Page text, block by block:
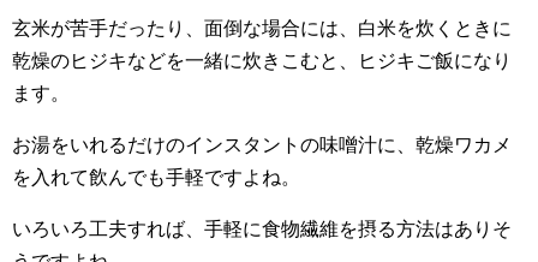
玄米が苦手だったり、面倒な場合には、白米を炊くときに
乾燥のヒジキなどを一緒に炊きこむと、ヒジキご飯になり
ます。
お湯をいれるだけのインスタントの味噌汁に、乾燥ワカメ
を入れて飲んでも手軽ですよね。
いろいろ工夫すれば、手軽に食物繊維を摂る方法はありそ